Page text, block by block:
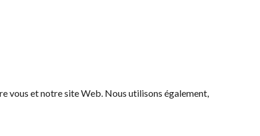
vous et notre site Web. Nous utilisons également,